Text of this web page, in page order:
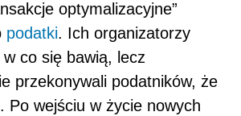
optymalizacyjne”
podatki. Ich organizatorzy
co się bawią, lecz
przekonywali podatników, że
Po wejściu w życie nowych